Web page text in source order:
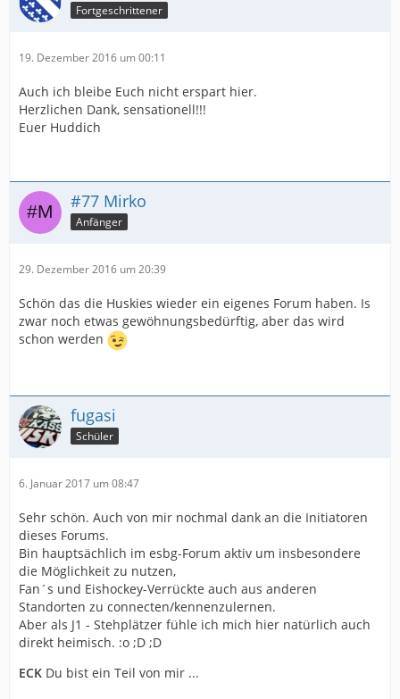
Fortgeschrittener
19. Dezember 2016 um 00:11
Auch ich bleibe Euch nicht erspart hier.
Herzlichen Dank, sensationell!!!
Euer Huddich
#77 Mirko
Anfänger
29. Dezember 2016 um 20:39
Schön das die Huskies wieder ein eigenes Forum haben. Is
zwar noch etwas gewöhnungsbedürftig, aber das wird
schon werden
fugasi
Schüler
6. Januar 2017 um 08:47
Sehr schön. Auch von mir nochmal dank an die Initiatoren
dieses Forums.
Bin hauptsächlich im esbg-Forum aktiv um insbesondere
die Möglichkeit zu nutzen,
Fan´s und Eishockey-Verrückte auch aus anderen
Standorten zu connecten/kennenzulernen.
Aber als J1 - Stehplätzer fühle ich mich hier natürlich auch
direkt heimisch. :o ;D ;D
ECK Du bist ein Teil von mir ...